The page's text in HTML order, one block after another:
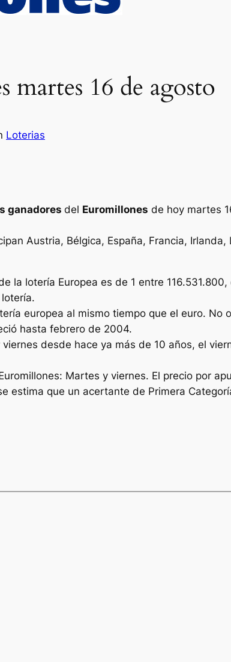
martes 16 de agosto
Loterias
ganadores del Euromillones de hoy martes
Austria, Bélgica, España, Francia,
la lotería Europea es de 1 entre
europea al mismo tiempo que el euro. No
hasta febrero de 2004.
desde hace ya más de 10 años, el
Martes y viernes. El precio por
estima que un acertante de Primera